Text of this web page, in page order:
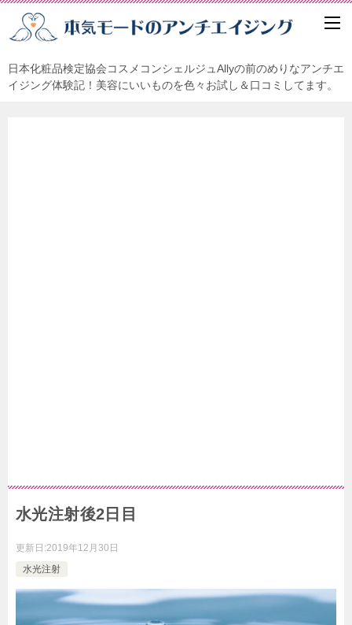
日本化粧品検定協会コスメコンシェルジュAllyの前のめりなアンチエ
イジング体験記！美容にいいものを色々お試し＆口コミしてます。
水光注射後2日目
更新日:2019年12月30日
水光注射